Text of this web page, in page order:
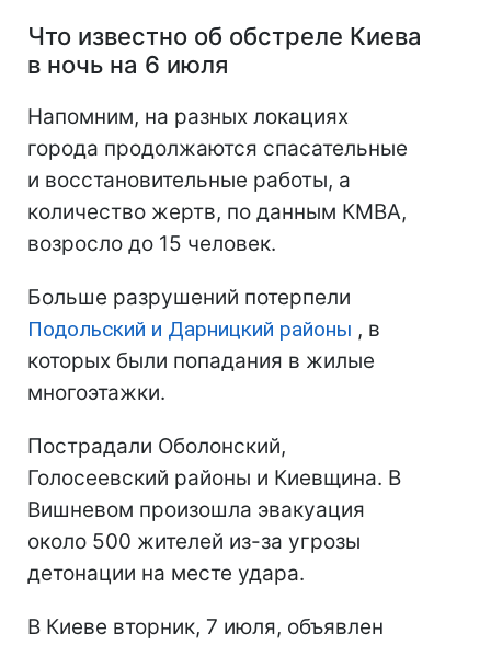
Что известно об обстреле Киева
в ночь на 6 июля
Напомним, на разных локациях
города продолжаются спасательные
и восстановительные работы, а
количество жертв, по данным КМВА,
возросло до 15 человек.
Больше разрушений потерпели
Подольский и Дарницкий районы , в
которых были попадания в жилые
многоэтажки.
Пострадали Оболонский,
Голосеевский районы и Киевщина. В
Вишневом произошла эвакуация
около 500 жителей из-за угрозы
детонации на месте удара.
В Киеве вторник, 7 июля, объявлен